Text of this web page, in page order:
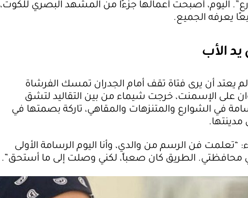
اليوم، أصبحت أعمالها جزءًا من المشهد البصري للكوت،
يعرفه الجميع.
الأب
يعتد أن يرى فتاة تقف أمام الجدران تمسك الفرشاة
على الإسمنت، خرجت شيماء من بين التقاليد لتشق
في الشوارع والمتنزهات والمقاهي، تاركة بصمتها في
مدينتها.
“تعلمت فن الرسم من والدي، وأنا اليوم الرسامة الأولى
محافظتي. الطريق كان صعباً، لكني وصلت إلى ما أستحق”.